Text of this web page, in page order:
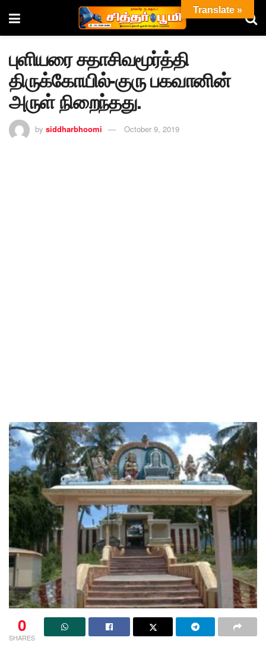
புளியரை சதாசிவமூர்த்தி
திருக்கோயில்-குரு பகவானின்
அருள் நிறைந்தது.
by siddharbhoomi October 9, 2019
0
SHARES
Translate »